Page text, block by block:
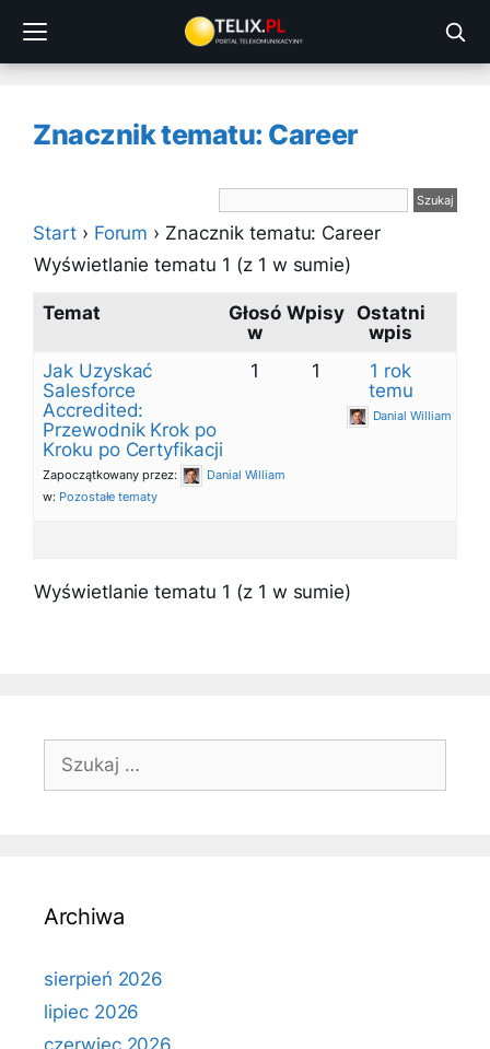
treści
Znacznik tematu: Career
Start › Forum › Znacznik tematu: Career
Wyświetlanie tematu 1 (z 1 w sumie)
Temat
Głosó
w
Wpisy Ostatni
wpis
Jak Uzyskać
Salesforce
Accredited:
Przewodnik Krok po
Kroku po Certyfikacji
Zapoczątkowany przez:
Danial William
w: Pozostałe tematy
1 1
1 rok
temu
Danial William
Wyświetlanie tematu 1 (z 1 w sumie)
Szukaj:
Archiwa
sierpień 2026
lipiec 2026
czerwiec 2026